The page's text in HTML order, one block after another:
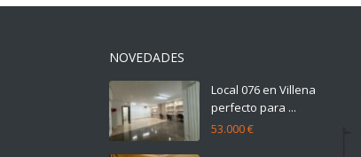
NOVEDADES
Local 076 en Villena
perfecto para ...
53.000 €